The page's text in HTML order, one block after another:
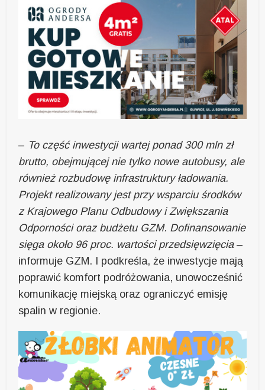
– To część inwestycji wartej ponad 300 mln zł
brutto, obejmującej nie tylko nowe autobusy, ale
również rozbudowę infrastruktury ładowania.
Projekt realizowany jest przy wsparciu środków
z Krajowego Planu Odbudowy i Zwiększania
Odporności oraz budżetu GZM. Dofinansowanie
sięga około 96 proc. wartości przedsięwzięcia–
informuje GZM. I podkreśla, że inwestycje mają
poprawić komfort podróżowania, unowocześnić
komunikację miejską oraz ograniczyć emisję
spalin w regionie.